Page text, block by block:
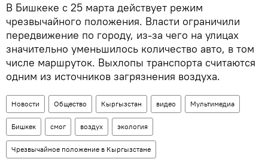
В Бишкеке с 25 марта действует режим
чрезвычайного положения. Власти ограничили
передвижение по городу, из-за чего на улицах
значительно уменьшилось количество авто, в том
числе маршруток. Выхлопы транспорта считаются
одним из источников загрязнения воздуха.
Новости Общество Кыргызстан видео Мультимедиа
Бишкек смог воздух экология
Чрезвычайное положение в Кыргызстане